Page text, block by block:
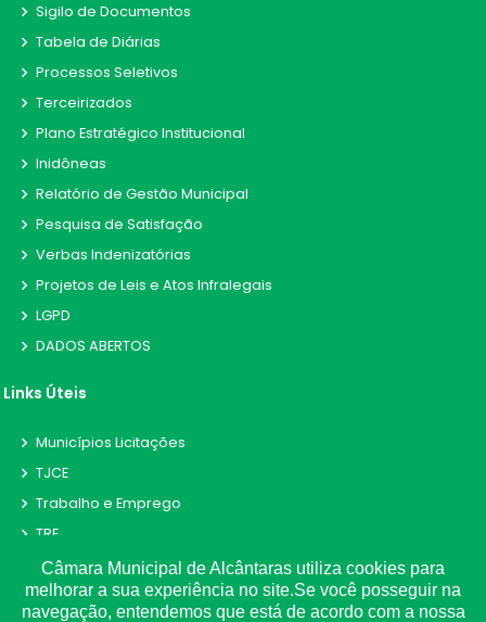
Sigilo de Documentos
Tabela de Diárias
Processos Seletivos
Terceirizados
Plano Estratégico Institucional
Inidôneas
Relatório de Gestão Municipal
Pesquisa de Satisfação
Verbas Indenizatórias
Projetos de Leis e Atos Infralegais
LGPD
DADOS ABERTOS
Links Úteis
Municípios Licitações
TJCE
Trabalho e Emprego
TRE
TCE
Câmara Municipal de Alcântaras utiliza cookies para
melhorar a sua experiência no site.Se você posseguir na
navegação, entendemos que está de acordo com a nossa